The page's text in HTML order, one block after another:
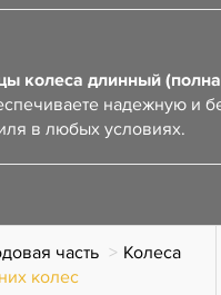
колеса длинный
надежную и
в любых условиях.
часть
Колеса
колес